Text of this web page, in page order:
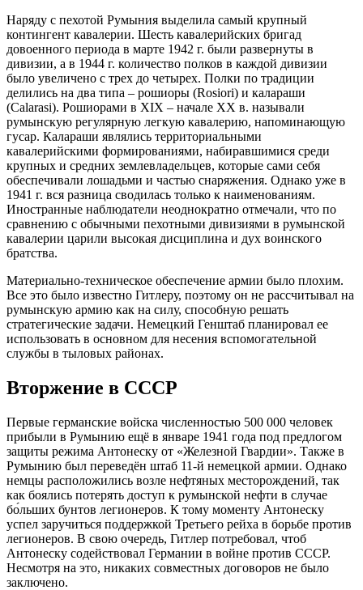
Наряду с пехотой Румыния выделила самый крупный
контингент кавалерии. Шесть кавалерийских бригад
довоенного периода в марте 1942 г. были развернуты в
дивизии, а в 1944 г. количество полков в каждой дивизии
было увеличено с трех до четырех. Полки по традиции
делились на два типа – рошиоры (Rosiori) и калараши
(Calarasi). Рошиорами в XIX – начале ХХ в. называли
румынскую регулярную легкую кавалерию, напоминающую
гусар. Калараши являлись территориальными
кавалерийскими формированиями, набиравшимися среди
крупных и средних землевладельцев, которые сами себя
обеспечивали лошадьми и частью снаряжения. Однако уже в
1941 г. вся разница сводилась только к наименованиям.
Иностранные наблюдатели неоднократно отмечали, что по
сравнению с обычными пехотными дивизиями в румынской
кавалерии царили высокая дисциплина и дух воинского
братства.
Материально-техническое обеспечение армии было плохим.
Все это было известно Гитлеру, поэтому он не рассчитывал на
румынскую армию как на силу, способную решать
стратегические задачи. Немецкий Генштаб планировал ее
использовать в основном для несения вспомогательной
службы в тыловых районах.
Вторжение в СССР
Первые германские войска численностью 500 000 человек
прибыли в Румынию ещё в январе 1941 года под предлогом
защиты режима Антонеску от «Железной Гвардии». Также в
Румынию был переведён штаб 11-й немецкой армии. Однако
немцы расположились возле нефтяных месторождений, так
как боялись потерять доступ к румынской нефти в случае
бо́льших бунтов легионеров. К тому моменту Антонеску
успел заручиться поддержкой Третьего рейха в борьбе против
легионеров. В свою очередь, Гитлер потребовал, чтоб
Антонеску содействовал Германии в войне против СССР.
Несмотря на это, никаких совместных договоров не было
заключено.